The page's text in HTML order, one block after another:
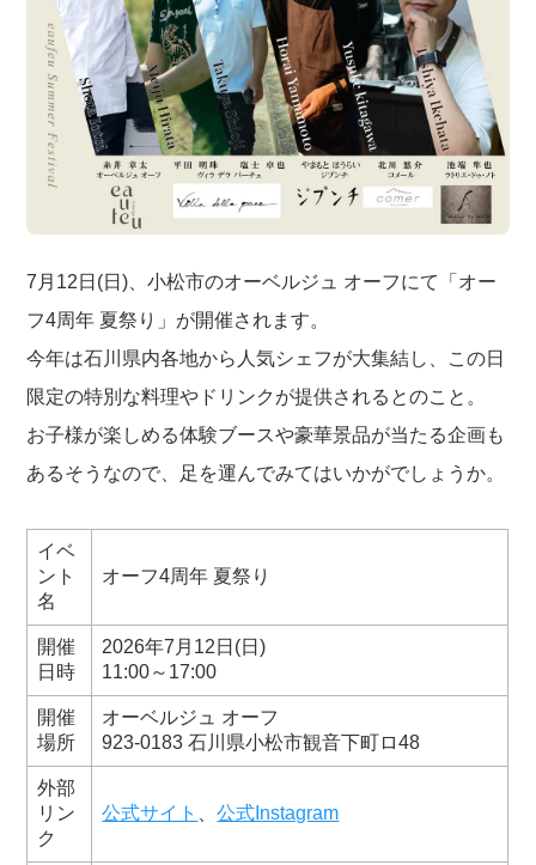
7月12日(日)、小松市のオーベルジュ オーフにて「オー
フ4周年 夏祭り」が開催されます。
今年は石川県内各地から人気シェフが大集結し、この日
限定の特別な料理やドリンクが提供されるとのこと。
お子様が楽しめる体験ブースや豪華景品が当たる企画も
あるそうなので、足を運んでみてはいかがでしょうか。
イベ
ント
名
オーフ4周年 夏祭り
開催
日時
2026年7月12日(日)
11:00～17:00
開催
場所
オーベルジュ オーフ
923-0183 石川県小松市観音下町ロ48
外部
リン
ク
公式サイト 、公式Instagram